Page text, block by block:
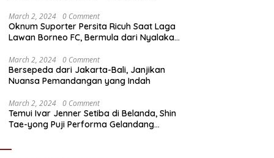
March 2, 2024 0 Comment
Oknum Suporter Persita Ricuh Saat Laga
Lawan Borneo FC, Bermula dari Nyalakan
March 2, 2024 0 Comment
Bersepeda dari Jakarta-Bali, Janjikan
Nuansa Pemandangan yang Indah
March 2, 2024 0 Comment
Temui Ivar Jenner Setiba di Belanda, Shin
Tae-yong Puji Performa Gelandang